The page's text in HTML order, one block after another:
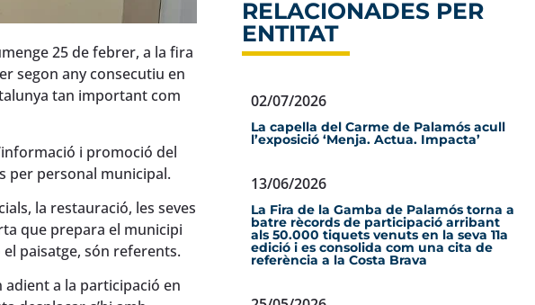
25 de febrer, a la fira
segon any consecutiu en
tan important com
i promoció del
per personal municipal.
la restauració, les seves
que prepara el municipi
paisatge, són referents.
adient a la participació en
RELACIONADES PER
ENTITAT
02/07/2026
La capella del Carme de Palamós acull
l’exposició ‘Menja. Actua. Impacta’
13/06/2026
La Fira de la Gamba de Palamós torna a
batre rècords de participació arribant
als 50.000 tiquets venuts en la seva 11a
edició i es consolida com una cita de
referència a la Costa Brava